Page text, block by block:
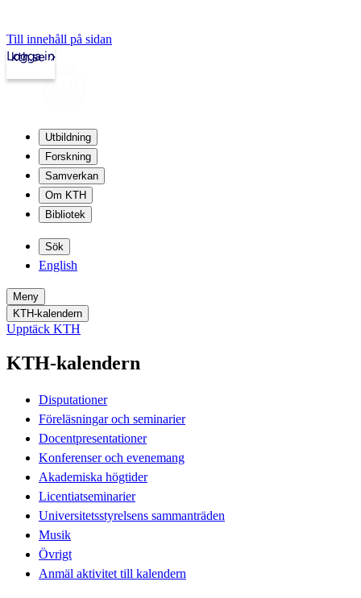
Till innehåll på sidan
kth.se
Logga in
Utbildning
Forskning
Samverkan
Om KTH
Bibliotek
Sök
English
Meny
KTH-kalendern
Upptäck KTH
KTH-kalendern
Disputationer
Föreläsningar och seminarier
Docentpresentationer
Konferenser och evenemang
Akademiska högtider
Licentiatseminarier
Universitetsstyrelsens sammanträden
Musik
Övrigt
Anmäl aktivitet till kalendern